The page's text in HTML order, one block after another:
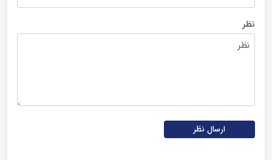
نظر
ارسال نظر